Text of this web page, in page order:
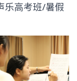
高考班/暑假